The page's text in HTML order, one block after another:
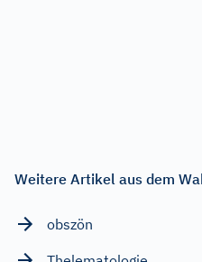
Weitere Artikel aus dem
obszön